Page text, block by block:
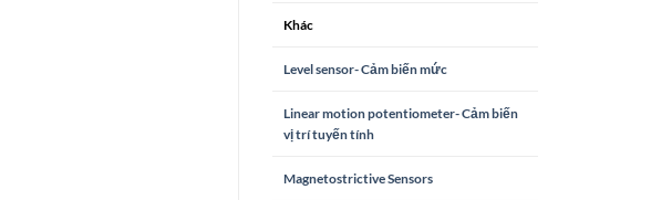
Khác
Level sensor- Cảm biến mức
Linear motion potentiometer- Cảm biến
vị trí tuyến tính
Magnetostrictive Sensors